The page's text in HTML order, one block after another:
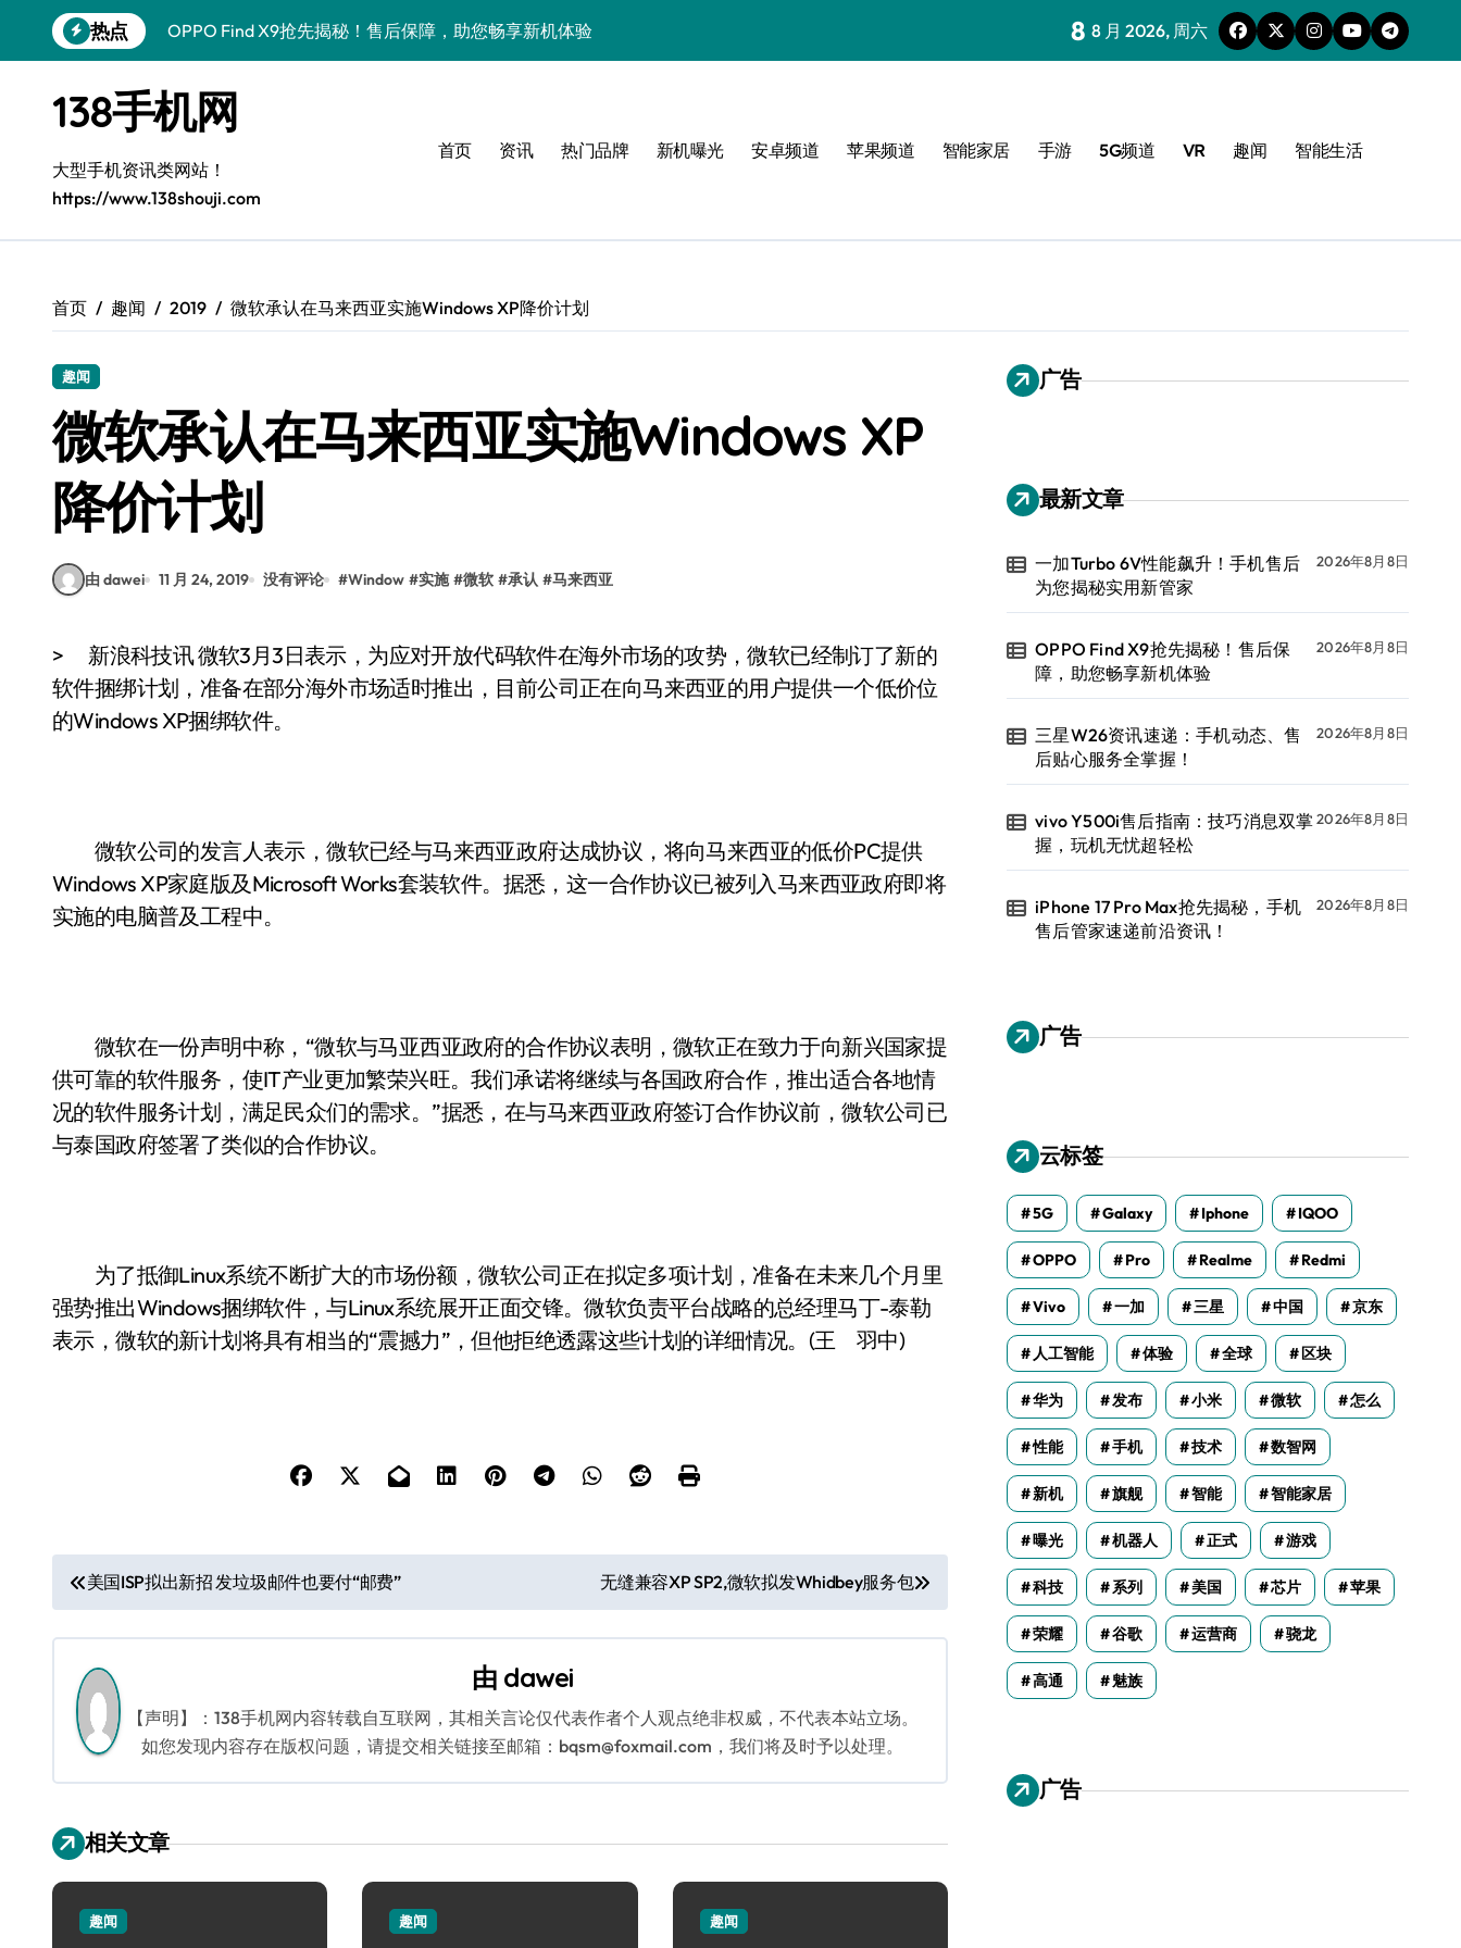
到
热点
OPPO Find X9抢先揭秘！售后保障，助您畅享新机体验
vivo Y500i售后指南：技巧消息双掌握，玩机无忧超轻松
iPhone 17 Pro Max抢先揭秘，手机售后管家速递前沿资讯！
一加Turbo 6售后护航，性能猛兽畅享极速体验！
Xiaomi 17 Pro售后揭秘：新机亮点全掌握，使用技巧大放送
iPhone 17 Pro售后揭秘：最新资讯+超实用功能一网打尽！
一加Turbo 6V性能飙升！手机售后为您揭秘实用新管家
8 8 月 2026, 周六
138手机网
大型手机资讯类网站！
https://www.138shouji.com
首页 资讯 热门品牌 新机曝光 安卓频道 苹果频道 智能家居 手游 5G频道 VR 趣闻 智能生活
首页 趣闻 2019 微软承认在马来西亚实施Windows XP降价计划
趣闻
微软承认在马来西亚实施Windows XP
降价计划
由 dawei 11 月 24, 2019 没有评论 #Window #实施 #微软 #承认 #马来西亚
> 新浪科技讯 微软3月3日表示，为应对开放代码软件在海外市场的攻势，微软已经制订了新的
软件捆绑计划，准备在部分海外市场适时推出，目前公司正在向马来西亚的用户提供一个低价位
的Windows XP捆绑软件。
微软公司的发言人表示，微软已经与马来西亚政府达成协议，将向马来西亚的低价PC提供
Windows XP家庭版及Microsoft Works套装软件。据悉，这一合作协议已被列入马来西亚政府即将
实施的电脑普及工程中。
微软在一份声明中称，“微软与马亚西亚政府的合作协议表明，微软正在致力于向新兴国家提
供可靠的软件服务，使IT产业更加繁荣兴旺。我们承诺将继续与各国政府合作，推出适合各地情
况的软件服务计划，满足民众们的需求。”据悉，在与马来西亚政府签订合作协议前，微软公司已
与泰国政府签署了类似的合作协议。
为了抵御Linux系统不断扩大的市场份额，微软公司正在拟定多项计划，准备在未来几个月里
强势推出Windows捆绑软件，与Linux系统展开正面交锋。微软负责平台战略的总经理马丁-泰勒
表示，微软的新计划将具有相当的“震撼力”，但他拒绝透露这些计划的详细情况。(王 羽中)
文
章
导
航
美国ISP拟出新招 发垃圾邮件也要付“邮费” 无缝兼容XP SP2,微软拟发Whidbey服务包
由 dawei
【声明】：138手机网内容转载自互联网，其相关言论仅代表作者个人观点绝非权威，不代表本站立场。
如您发现内容存在版权问题，请提交相关链接至邮箱：bqsm@foxmail.com，我们将及时予以处理。
相关文章
趣闻 趣闻 趣闻
广告
最新文章
一加Turbo 6V性能飙升！手机售后
为您揭秘实用新管家
2026年8月8日
OPPO Find X9抢先揭秘！售后保
障，助您畅享新机体验
2026年8月8日
三星W26资讯速递：手机动态、售
后贴心服务全掌握！
2026年8月8日
vivo Y500i售后指南：技巧消息双掌
握，玩机无忧超轻松
2026年8月8日
iPhone 17 Pro Max抢先揭秘，手机
售后管家速递前沿资讯！
2026年8月8日
广告
云标签
5G Galaxy Iphone IQOO
OPPO Pro Realme Redmi
Vivo 一加 三星 中国 京东
人工智能 体验 全球 区块
华为 发布 小米 微软 怎么
性能 手机 技术 数智网
新机 旗舰 智能 智能家居
曝光 机器人 正式 游戏
科技 系列 美国 芯片 苹果
荣耀 谷歌 运营商 骁龙
高通 魅族
广告